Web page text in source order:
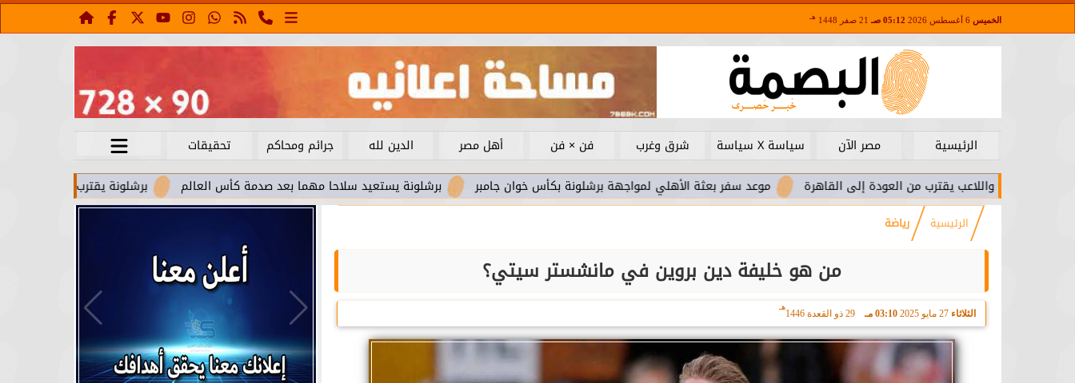
الخميس 05:12 صـ 21 صفر 1448 هـ
الرئيسية مصر الآن سياسة X سياسة شرق وغرب فن × فن أهل مصر الدين لله جرائم ومحاكم
تحقيقات
برشلونة يقترب من استعادة جواو كانسيلو
برشلونة يستعيد سلاحا مهما بعد صدمة كأس العالم موعد سفر بعثة الأهلي لمواجهة برشلونة بكأس خوان جامبر واللاعب يقترب من العودة إلى القاهرة
الرئيسية رياضة
من هو خليفة دين بروين في مانشستر سيتي؟
الثلاثاء 27 مايو 2025 03:10 مـ 29 ذو القعدة 1446
هـ